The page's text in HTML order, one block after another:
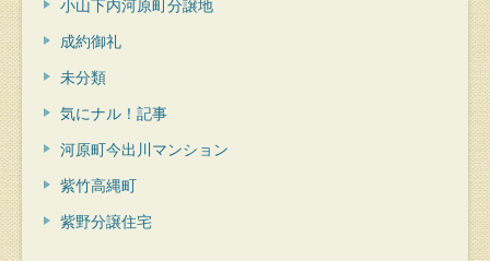
小山下内河原町分譲地
成約御礼
未分類
気にナル！記事
河原町今出川マンション
紫竹高縄町
紫野分譲住宅